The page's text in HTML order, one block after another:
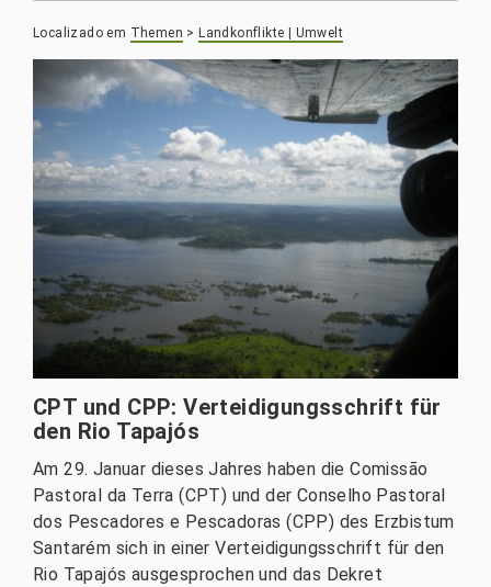
Localizado em Themen > Landkonflikte | Umwelt
CPT und CPP: Verteidigungsschrift für
den Rio Tapajós
Am 29. Januar dieses Jahres haben die Comissão
Pastoral da Terra (CPT) und der Conselho Pastoral
dos Pescadores e Pescadoras (CPP) des Erzbistum
Santarém sich in einer Verteidigungsschrift für den
Rio Tapajós ausgesprochen und das Dekret